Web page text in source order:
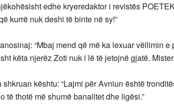
edhe kryeredaktor i revistës
kurrë nuk deshi të binte në sy!”
“Mbaj mend që më ka lexuar vëllimin
këta njerëz Zoti nuk i lë të jetojnë gjatë.
kështu: “Lajmi për Avniun është
të thotë më shumë banalitet dhe ligësi.”